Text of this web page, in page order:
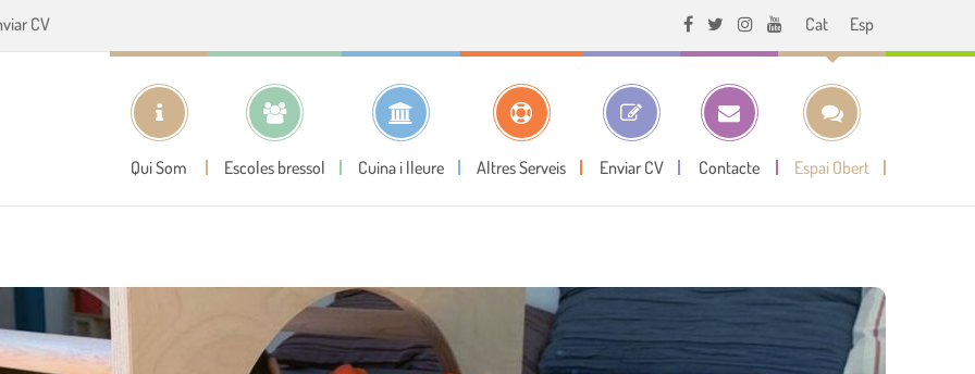
CV Cat Esp
Qui Som Escoles bressol Cuina i lleure Altres Serveis Enviar CV Contacte Espai Obert